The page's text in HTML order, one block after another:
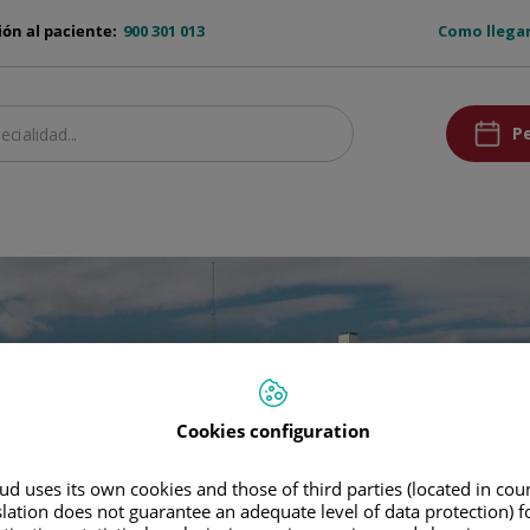
900 301 013
al paciente:
ruber-
Como
ruber-
pedirCita
Cookies configuration
uses its own cookies and those of third parties (located in
does not guarantee an adequate level of data protection)